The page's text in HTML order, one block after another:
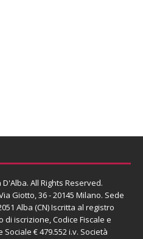
All Rights Reserved.
Giotto, 36 - 20145 Milano. Sede
Alba (CN) Iscritta al registro
di iscrizione, Codice Fiscale e
Sociale € 479.552 i.v. Società